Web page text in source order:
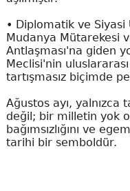
• Diplomatik ve
Mudanya Mütarekesi
Antlaşması'na giden
Meclisi'nin
tartışmasız biçimde
Ağustos ayı,
değil; bir milletin yok
bağımsızlığını ve
tarihi bir semboldür.